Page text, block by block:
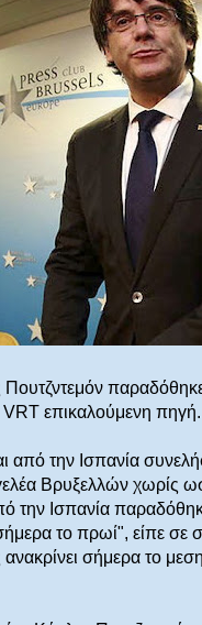
επικαλούμενη πηγή.
από την Ισπανία
Βρυξελλών χωρίς
την Ισπανία
το πρωί", είπε
σήμερα το